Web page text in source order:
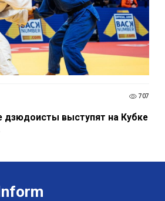
707
дзюдоисты выступят на Кубке